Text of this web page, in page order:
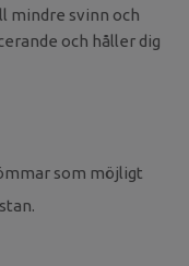
mindre svinn och
och håller dig
som möjligt